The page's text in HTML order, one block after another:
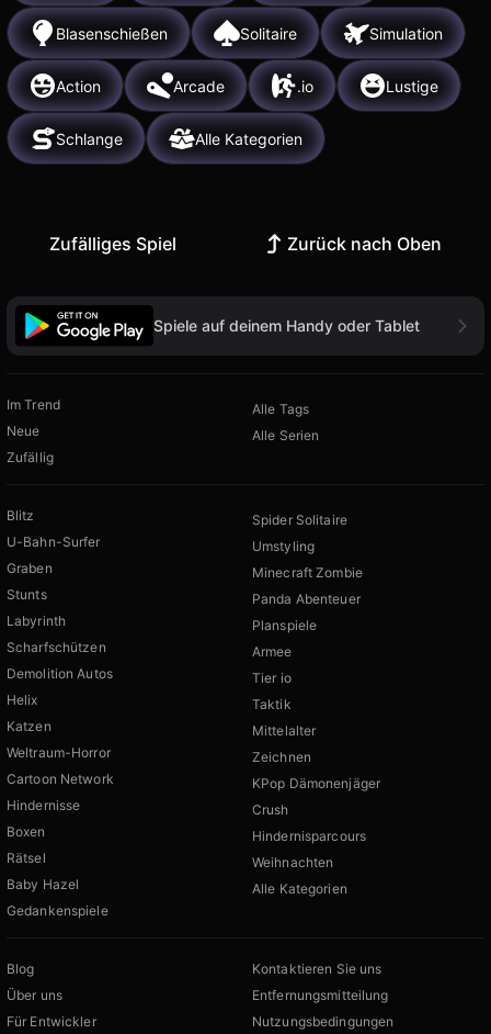
Blasenschießen Solitaire Simulation
Action Arcade .io Lustige
Schlange Alle Kategorien
Zufälliges Spiel Zurück nach Oben
Spiele auf deinem Handy oder Tablet
Im Trend
Neue
Zufällig
Alle Tags
Alle Serien
Blitz
U-Bahn-Surfer
Graben
Stunts
Labyrinth
Scharfschützen
Demolition Autos
Helix
Katzen
Weltraum-Horror
Cartoon Network
Hindernisse
Boxen
Rätsel
Baby Hazel
Gedankenspiele
Spider Solitaire
Umstyling
Minecraft Zombie
Panda Abenteuer
Planspiele
Armee
Tier io
Taktik
Mittelalter
Zeichnen
KPop Dämonenjäger
Crush
Hindernisparcours
Weihnachten
Alle Kategorien
Blog
Über uns
Für Entwickler
Kontaktieren Sie uns
Entfernungsmitteilung
Nutzungsbedingungen